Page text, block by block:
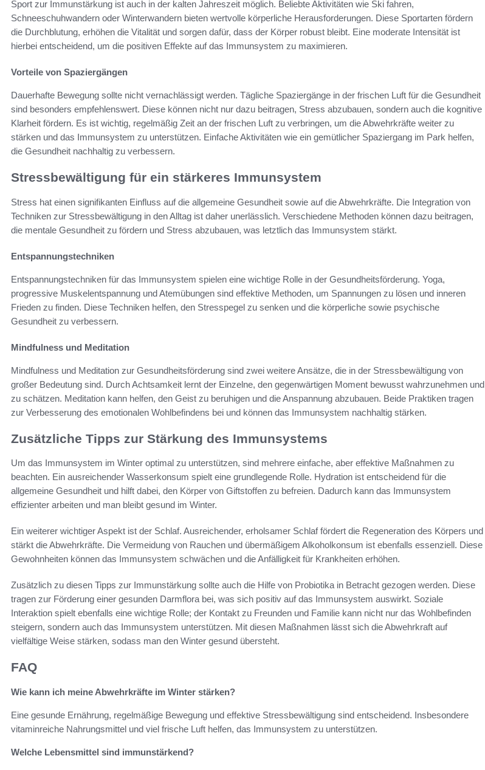
Sport zur Immunstärkung ist auch in der kalten Jahreszeit möglich. Beliebte Aktivitäten wie Ski fahren,
Schneeschuhwandern oder Winterwandern bieten wertvolle körperliche Herausforderungen. Diese Sportarten fördern
die Durchblutung, erhöhen die Vitalität und sorgen dafür, dass der Körper robust bleibt. Eine moderate Intensität ist
hierbei entscheidend, um die positiven Effekte auf das Immunsystem zu maximieren.
Vorteile von Spaziergängen
Dauerhafte Bewegung sollte nicht vernachlässigt werden. Tägliche Spaziergänge in der frischen Luft für die Gesundheit
sind besonders empfehlenswert. Diese können nicht nur dazu beitragen, Stress abzubauen, sondern auch die kognitive
Klarheit fördern. Es ist wichtig, regelmäßig Zeit an der frischen Luft zu verbringen, um die Abwehrkräfte weiter zu
stärken und das Immunsystem zu unterstützen. Einfache Aktivitäten wie ein gemütlicher Spaziergang im Park helfen,
die Gesundheit nachhaltig zu verbessern.
Stressbewältigung für ein stärkeres Immunsystem
Stress hat einen signifikanten Einfluss auf die allgemeine Gesundheit sowie auf die Abwehrkräfte. Die Integration von
Techniken zur Stressbewältigung in den Alltag ist daher unerlässlich. Verschiedene Methoden können dazu beitragen,
die mentale Gesundheit zu fördern und Stress abzubauen, was letztlich das Immunsystem stärkt.
Entspannungstechniken
Entspannungstechniken für das Immunsystem spielen eine wichtige Rolle in der Gesundheitsförderung. Yoga,
progressive Muskelentspannung und Atemübungen sind effektive Methoden, um Spannungen zu lösen und inneren
Frieden zu finden. Diese Techniken helfen, den Stresspegel zu senken und die körperliche sowie psychische
Gesundheit zu verbessern.
Mindfulness und Meditation
Mindfulness und Meditation zur Gesundheitsförderung sind zwei weitere Ansätze, die in der Stressbewältigung von
großer Bedeutung sind. Durch Achtsamkeit lernt der Einzelne, den gegenwärtigen Moment bewusst wahrzunehmen und
zu schätzen. Meditation kann helfen, den Geist zu beruhigen und die Anspannung abzubauen. Beide Praktiken tragen
zur Verbesserung des emotionalen Wohlbefindens bei und können das Immunsystem nachhaltig stärken.
Zusätzliche Tipps zur Stärkung des Immunsystems
Um das Immunsystem im Winter optimal zu unterstützen, sind mehrere einfache, aber effektive Maßnahmen zu
beachten. Ein ausreichender Wasserkonsum spielt eine grundlegende Rolle. Hydration ist entscheidend für die
allgemeine Gesundheit und hilft dabei, den Körper von Giftstoffen zu befreien. Dadurch kann das Immunsystem
effizienter arbeiten und man bleibt gesund im Winter.
Ein weiterer wichtiger Aspekt ist der Schlaf. Ausreichender, erholsamer Schlaf fördert die Regeneration des Körpers und
stärkt die Abwehrkräfte. Die Vermeidung von Rauchen und übermäßigem Alkoholkonsum ist ebenfalls essenziell. Diese
Gewohnheiten können das Immunsystem schwächen und die Anfälligkeit für Krankheiten erhöhen.
Zusätzlich zu diesen Tipps zur Immunstärkung sollte auch die Hilfe von Probiotika in Betracht gezogen werden. Diese
tragen zur Förderung einer gesunden Darmflora bei, was sich positiv auf das Immunsystem auswirkt. Soziale
Interaktion spielt ebenfalls eine wichtige Rolle; der Kontakt zu Freunden und Familie kann nicht nur das Wohlbefinden
steigern, sondern auch das Immunsystem unterstützen. Mit diesen Maßnahmen lässt sich die Abwehrkraft auf
vielfältige Weise stärken, sodass man den Winter gesund übersteht.
FAQ
Wie kann ich meine Abwehrkräfte im Winter stärken?
Eine gesunde Ernährung, regelmäßige Bewegung und effektive Stressbewältigung sind entscheidend. Insbesondere
vitaminreiche Nahrungsmittel und viel frische Luft helfen, das Immunsystem zu unterstützen.
Welche Lebensmittel sind immunstärkend?